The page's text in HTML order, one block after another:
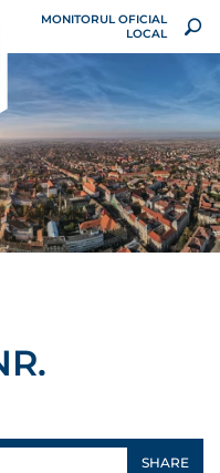
MONITORUL OFICIAL
LOCAL
SHARE